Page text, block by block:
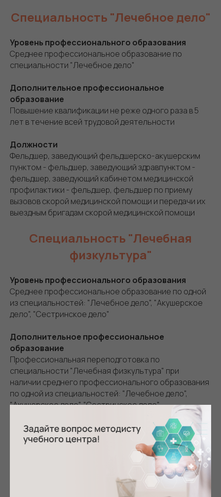
Специальность "Лечебное дело"
Уровень профессионального образования
Среднее профессиональное образование по
специальности "Лечебное дело"
Дополнительное профессиональное
образование
Повышение квалификации не реже одного раза в 5
лет в течение всей трудовой деятельности
Должности
Фельдшер, заведующий фельдшерско-акушерским
пунктом - фельдшер, заведующий здравпунктом -
фельдшер, заведующий кабинетом медицинской
профилактики - фельдшер, фельдшер по приему
вызовов скорой медицинской помощи и передачи их
выездным бригадам скорой медицинской помощи
Специальность "Лечебная
физкультура"
Уровень профессионального образования
Среднее профессиональное образование по одной
из специальностей: "Лечебное дело", "Акушерское
дело", "Сестринское дело"
Дополнительное профессиональное
образование
Профессиональная переподготовка по
специальности "Лечебная физкультура" при
наличии среднего профессионального образования
по одной из специальностей: "Лечебное дело",
"Акушерское дело", "Сестринское дело"
Повышение квалификации не реже одного раза в 5
лет в течение всей трудовой деятельности
Инструктор по лечебной физкультуре, старшая